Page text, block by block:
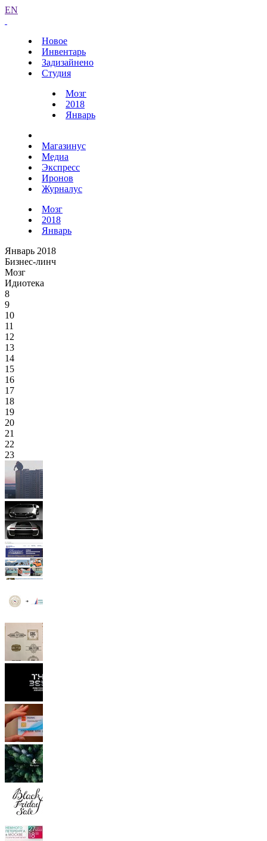
EN
Новое
Инвентарь
Задизайнено
Студия
Мозг
2018
Январь
Магазинус
Медиа
Экспресс
Иронов
Журналус
Мозг
2018
Январь
Январь 2018
Бизнес-линч
Мозг
Идиотека
8
9
10
11
12
13
14
15
16
17
18
19
20
21
22
23